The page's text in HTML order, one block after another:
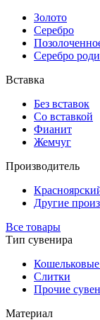
Золото
Серебро
Серебро
Вставка
Без вставок
Со вставкой
Фианит
Жемчуг
Производитель
Другие
Все товары
Тип сувенира
Слитки
Прочие
Материал